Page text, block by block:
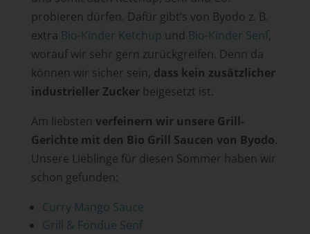
probieren dürfen. Dafür gibt’s von Byodo z. B.
extra Bio-Kinder Ketchup und Bio-Kinder Senf,
worauf wir sehr gern zurückgreifen. Denn da
können wir sicher sein, dass kein zusätzlicher
industrieller Zuckerbeigesetzt ist.
Am liebsten verfeinern wir unsere Grill-
Gerichte mit den Bio Grill Saucen von Byodo.
Unsere Lieblinge für diesen Sommer haben wir
schon gefunden:
Curry Mango Sauce
Grill & Fondue Senf